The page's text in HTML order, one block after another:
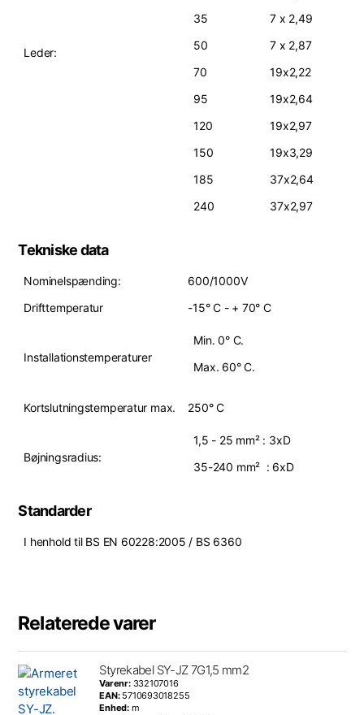
Leder:
35
7 x 2,49
50
7 x 2,87
70
19x2,22
95
19x2,64
120
19x2,97
150
19x3,29
185
37x2,64
240
37x2,97
Tekniske data
Nominelspænding:
600/1000V
Drifttemperatur
-15° C - + 70° C
Installationstemperaturer
Min. 0° C.
Max. 60° C.
Kortslutningstemperatur max. 250° C
Bøjningsradius:
1,5 - 25 mm² : 3xD
35-240 mm² : 6xD
Standarder
I henhold til BS EN 60228:2005 / BS 6360
Relaterede varer
Styrekabel SY-JZ 7G1,5 mm2
Varenr: 332107016
EAN: 5710693018255
Enhed: m